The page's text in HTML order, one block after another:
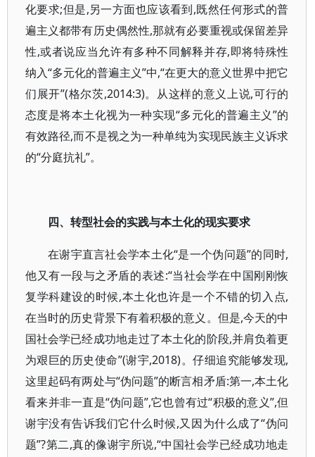
化要求;但是,另一方面也应该看到,既然任何形式的普
遍主义都带有历史偶然性,那就有必要重视或保留差异
性,或者说应当允许有多种不同解释并存,即将特殊性
纳入“多元化的普遍主义”中,“在更大的意义世界中把它
们展开”(格尔茨,2014:3)。从这样的意义上说,可行的
态度是将本土化视为一种实现“多元化的普遍主义”的
有效路径,而不是视之为一种单纯为实现民族主义诉求
的“分庭抗礼”。
四、转型社会的实践与本土化的现实要求
在谢宇直言社会学本土化“是一个伪问题”的同时,
他又有一段与之矛盾的表述:“当社会学在中国刚刚恢
复学科建设的时候,本土化也许是一个不错的切入点,
在当时的历史背景下有着积极的意义。但是,今天的中
国社会学已经成功地走过了本土化的阶段,并肩负着更
为艰巨的历史使命”(谢宇,2018)。仔细追究能够发现,
这里起码有两处与“伪问题”的断言相矛盾:第一,本土化
看来并非一直是“伪问题”,它也曾有过“积极的意义”,但
谢宇没有告诉我们它什么时候,又因为什么成了“伪问
题”?第二,真的像谢宇所说,“中国社会学已经成功地走